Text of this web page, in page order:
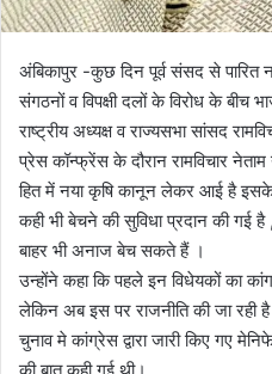
अंबिकापुर -कुछ दिन पूर्व संसद से
संगठनों व विपक्षी दलों के विरोध के बीच
राष्ट्रीय अध्यक्ष व राज्यसभा सांसद
प्रेस कॉन्फ्रेंस के दौरान रामविचार
हित में नया कृषि कानून लेकर आई है इसके
कही भी बेचने की सुविधा प्रदान की गई
बाहर भी अनाज बेच सकते हैं ।
उन्होंने कहा कि पहले इन विधेयकों का
लेकिन अब इस पर राजनीति की जा
चुनाव मे कांग्रेस द्वारा जारी किए गए